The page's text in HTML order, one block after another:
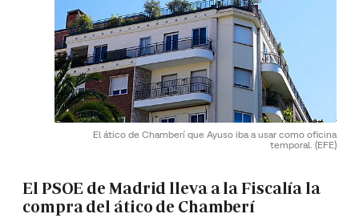
El ático de Chamberí que Ayuso iba a usar como oficina
temporal. (EFE)
El PSOE de Madrid lleva a la Fiscalía la
compra del ático de Chamberí